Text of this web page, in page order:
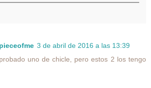
3 de abril de 2016 a las 13:39
uno de chicle, pero estos 2 los tengo